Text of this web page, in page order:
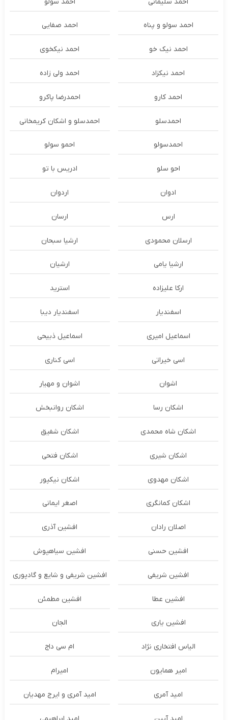
احمد سولو و پناه احمد صفایی
احمد نیک خو احمد نیکخوی
احمد نیکزاد احمد ولی زاده
احمد کارو احمدرضا پاکرو
احمدسلو احمدسلو و اشکان کریمخانی
احمدسولو احمو سولو
احو سلو ادریس با تو
ادوان اردوان
ارس ارسان
ارسلان محمودی ارشیا سبحان
ارشیا یامی ارشیان
ارکا علیزاده استرید
اسفندیار اسفندیار دیبا
اسماعیل امیری اسماعیل ذبیحی
اسی خیراتی اسی کناری
اشوان اشوان و مهیار
اشکان رسا اشکان روانبخش
اشکان شاه محمدی اشکان شفیق
اشکان شیری اشکان فتحی
اشکان مهدوی اشکان نیکپور
اشکان‌ کمانگری اصغر ایمانی
اصلان رادان افشین آذری
افشین حسنی افشین سیاهپوش
افشین شریفی افشین شریفی و شایع و گادپوری
افشین عطا افشین مطمئن
افشین یاری الجان
الیاس افتخاری نژاد ام سی داج
امير همايون اميرام
امید آمری امید آمری و ایرج مهدیان